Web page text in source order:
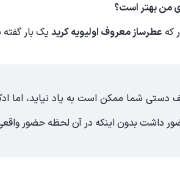
من بهتر است؟
که عطرساز معروف اولیویه کرید یک بار گفته
دستی شما ممکن است به یاد نیاید، اما
داشت بدون اینکه در آن لحظه حضور